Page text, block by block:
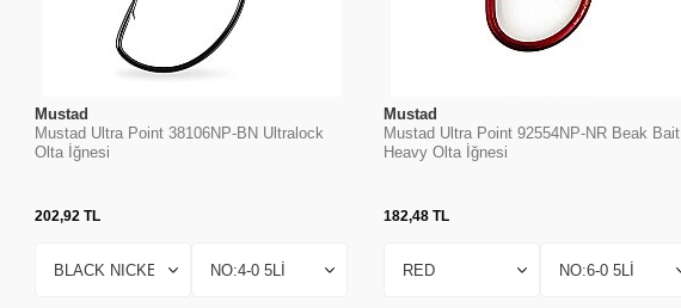
Mustad
Mustad Ultra Point 38106NP-BN Ultralock
Olta İğnesi
202,92TL
Mustad
Mustad Ultra Point 92554NP-NR Beak Bait
Heavy Olta İğnesi
182,48 TL